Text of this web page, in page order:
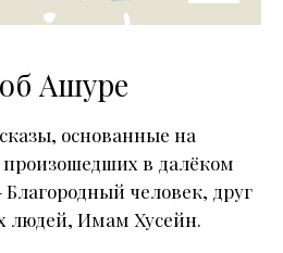
Ашуре
основанные на
в далёком
человек, друг
людей, Имам Хусейн.